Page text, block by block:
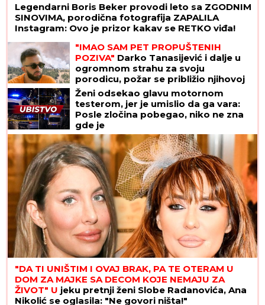
Legendarni Boris Beker provodi leto sa ZGODNIM
SINOVIMA, porodična fotografija ZAPALILA
Instagram: Ovo je prizor kakav se RETKO viđa!
"IMAO SAM PET PROPUŠTENIH
POZIVA" Darko Tanasijević i dalje u
ogromnom strahu za svoju
porodicu, požar se približio njihovoj
kući: "Prva reč koju sam čuo -
IZGOREĆEMO"
Ženi odsekao glavu motornom
testerom, jer je umislio da ga vara:
Posle zločina pobegao, niko ne zna
gde je
"DA TI UNIŠTIM I OVAJ BRAK, PA TE OTERAM U
DOM ZA MAJKE SA DECOM KOJE NEMAJU ZA
ŽIVOT" U jeku pretnji ženi Slobe Radanovića, Ana
Nikolić se oglasila: "Ne govori ništa!"